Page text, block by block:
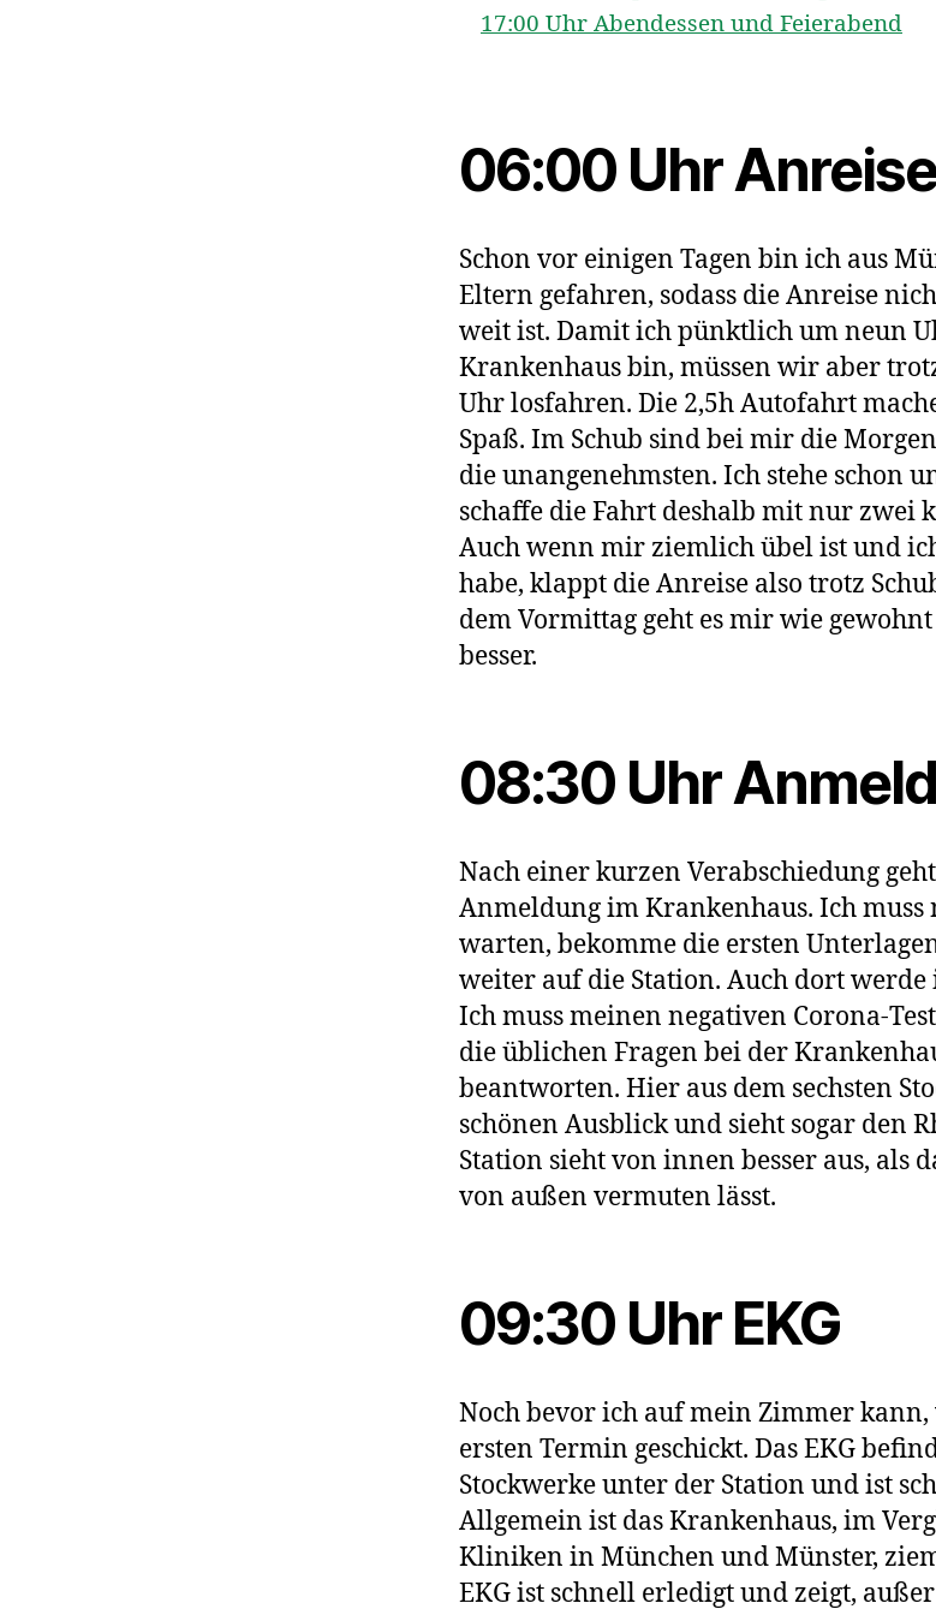
17:00 Uhr Abendessen und Feierabend
06:00 Uhr
Schon vor einigen Tagen bin ich aus
Eltern gefahren, sodass die Anreise
weit ist. Damit ich pünktlich um neun
Krankenhaus bin, müssen wir aber
Uhr losfahren. Die 2,5h Autofahrt
Spaß. Im Schub sind bei mir die
die unangenehmsten. Ich stehe schon
schaffe die Fahrt deshalb mit nur zwei
Auch wenn mir ziemlich übel ist und
habe, klappt die Anreise also trotz
dem Vormittag geht es mir wie
besser.
08:30 Uhr
Nach einer kurzen Verabschiedung
Anmeldung im Krankenhaus. Ich muss
warten, bekomme die ersten
weiter auf die Station. Auch dort werde
Ich muss meinen negativen Corona-
die üblichen Fragen bei der
beantworten. Hier aus dem sechsten
schönen Ausblick und sieht sogar den
Station sieht von innen besser aus, als
von außen vermuten lässt.
09:30 Uhr EKG
Noch bevor ich auf mein Zimmer
ersten Termin geschickt. Das EKG
Stockwerke unter der Station und ist
Allgemein ist das Krankenhaus, im
Kliniken in München und Münster,
EKG ist schnell erledigt und zeigt,